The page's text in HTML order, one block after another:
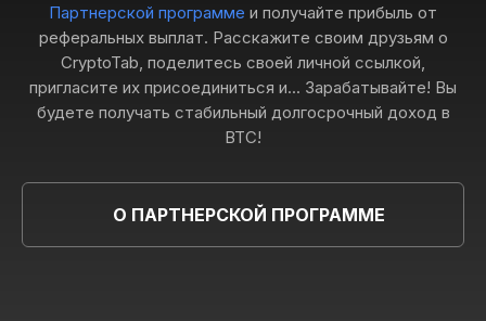
Партнерской программе и получайте прибыль от
реферальных выплат. Расскажите своим друзьям о
CryptoTab, поделитесь своей личной ссылкой,
пригласите их присоединиться и... Зарабатывайте! Вы
будете получать стабильный долгосрочный доход в
BTC!
О ПАРТНЕРСКОЙ ПРОГРАММЕ